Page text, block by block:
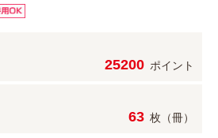
25200 ポイント
63 枚（冊）